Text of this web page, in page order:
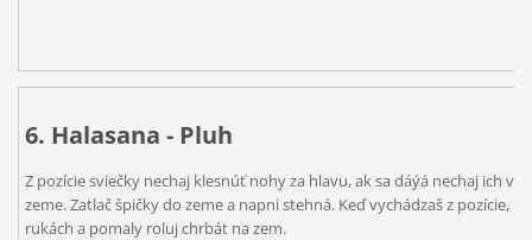
6. Halasana - Pluh
Z pozície sviečky nechaj klesnúť nohy za hlavu, ak sa dáýá nechaj ich
zeme. Zatlač špičky do zeme a napni stehná. Keď vychádzaš z pozície,
rukách a pomaly roluj chrbát na zem.